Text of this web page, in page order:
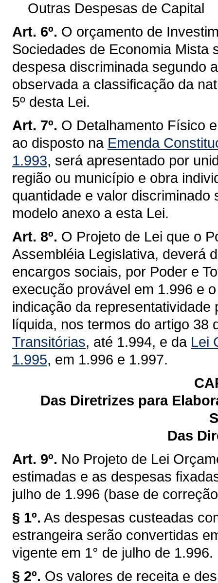
Outras Despesas de Capital
Art. 6º. O orçamento de
Sociedades de Economia Mista
despesa discriminada segundo
observada a classificação da
5º desta Lei.
Art. 7º. O Detalhamento Físico
ao disposto na Emenda
1.993, será apresentado por
região ou município e obra
quantidade e valor
modelo anexo a esta Lei.
Art. 8º. O Projeto de Lei que o
Assembléia Legislativa, deverá
encargos sociais, por Poder e
execução provável em 1.996 e
indicação da
líquida, nos termos do artigo 38
Transitórias, até 1.994, e da Lei
1.995, em 1.996 e 1.997.
Das Diretrizes para
Das
Art. 9º. No Projeto de Lei
estimadas e as despesas
julho de 1.996 (base de
§ 1º. As despesas custeadas
estrangeira serão convertidas
vigente em 1° de julho de 1.996.
§ 2º. Os valores de receita e